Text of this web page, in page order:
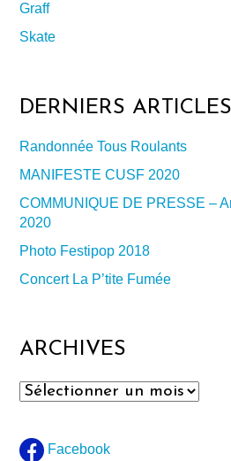
Graff
Skate
DERNIERS ARTICLES
Randonnée Tous Roulants
MANIFESTE CUSF 2020
COMMUNIQUE DE PRESSE –
2020
Photo Festipop 2018
Concert La P’tite Fumée
ARCHIVES
Archives
Facebook